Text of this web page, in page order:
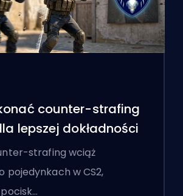
counter-strafing
lepszej dokładności
strafing wciąż
pojedynkach w CS2,